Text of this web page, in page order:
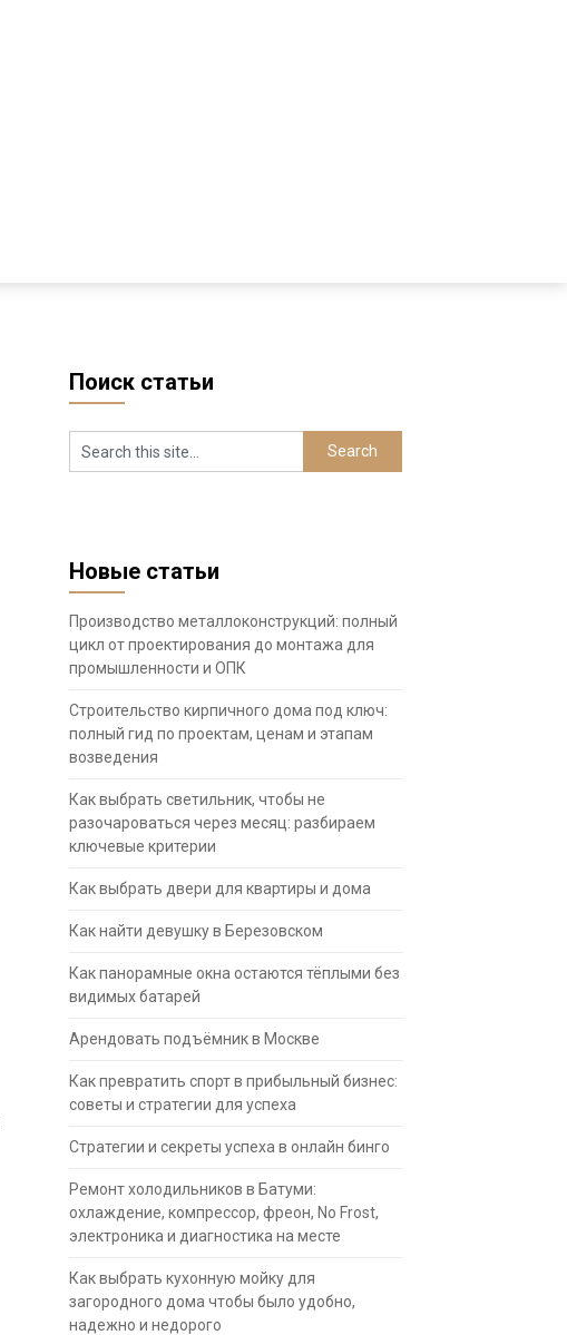
Поиск статьи
Новые статьи
Производство металлоконструкций: полный
цикл от проектирования до монтажа для
промышленности и ОПК
Строительство кирпичного дома под ключ:
полный гид по проектам, ценам и этапам
возведения
Как выбрать светильник, чтобы не
разочароваться через месяц: разбираем
ключевые критерии
Как выбрать двери для квартиры и дома
Как найти девушку в Березовском
Как панорамные окна остаются тёплыми без
видимых батарей
Арендовать подъёмник в Москве
Как превратить спорт в прибыльный бизнес:
советы и стратегии для успеха
Стратегии и секреты успеха в онлайн бинго
Ремонт холодильников в Батуми:
охлаждение, компрессор, фреон, No Frost,
электроника и диагностика на месте
Как выбрать кухонную мойку для
загородного дома чтобы было удобно,
надежно и недорого